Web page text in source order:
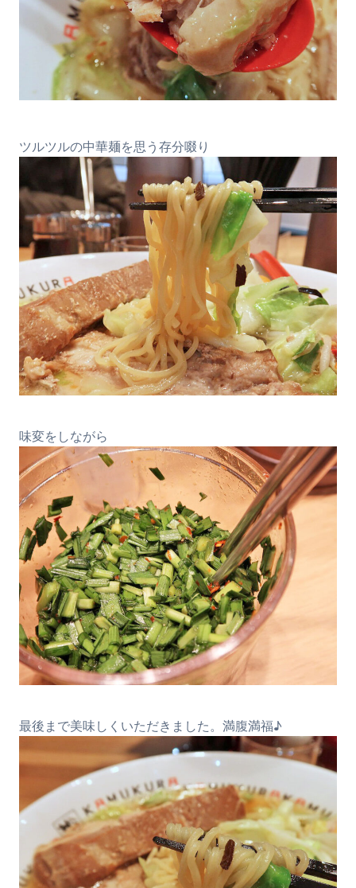
ツルツルの中華麺を思う存分啜り
味変をしながら
最後まで美味しくいただきました。満腹満福♪